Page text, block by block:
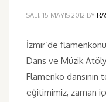
SALI, 15 MAYIS 2012 BY
İzmir’de
Dans ve Müzik
Flamenko
eğitimimiz, zaman